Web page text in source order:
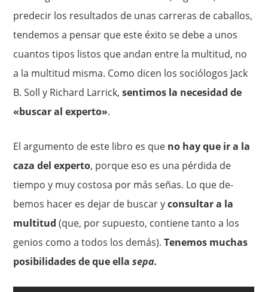
predecir los resultados de unas carreras de caballos,
tendemos a pensar que este éxito se debe a unos
cuantos tipos listos que andan entre la multitud, no
a la mul­titud misma. Como dicen los sociólogos Jack
B. Soll y Richard La­rrick,sentimos la necesidad de
«buscar al experto».
El argumento de este libro es que no hay que ir a la
caza del experto, porque eso es una pérdida de
tiempo y muy costosa por más señas. Lo que de­
bemos hacer es dejar de buscar yconsultar a la
multitud (que, por supuesto, contiene tanto a los
genios como a todos los demás).Te­nemos muchas
posibilidades de que ellasepa.